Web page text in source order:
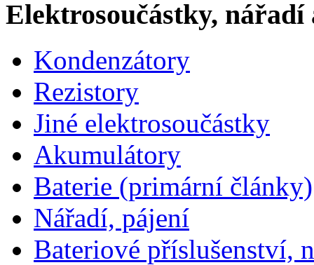
Elektrosoučástky, nářadí
Kondenzátory
Rezistory
Jiné elektrosoučástky
Akumulátory
Baterie (primární články)
Nářadí, pájení
Bateriové příslušenství,